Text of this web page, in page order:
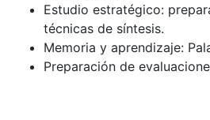
Estudio estratégico:
técnicas de síntesis.
Memoria y aprendizaje:
Preparación de